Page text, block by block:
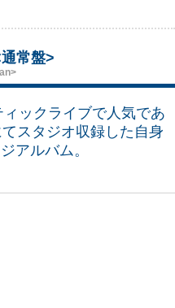
常盤>
ックライブで人気であ
スタジオ収録した自身
アルバム。